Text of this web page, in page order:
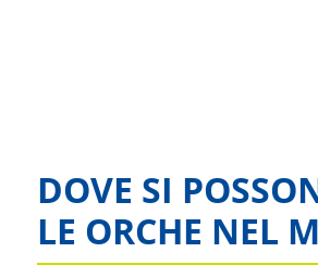
DOVE SI
LE ORCHE NEL